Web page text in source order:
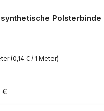
Polsterbinde
(0,14 € / 1 Meter)
Preis:
€